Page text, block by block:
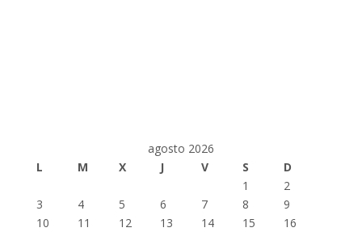
agosto 2026
L
M X J V S
D
1
2
3
4 5 6 7 8
9
10
11 12 13 14 15
16